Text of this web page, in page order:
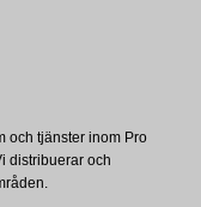
och tjänster inom Pro
distribuerar och